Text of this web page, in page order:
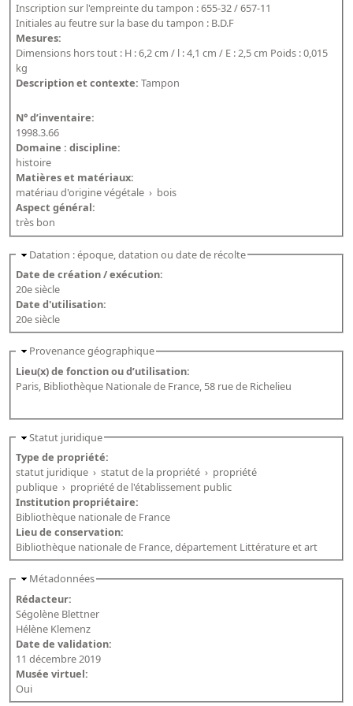
Dépôt de la Commission de récupération artistique
Appels
Appel à chercheurs : bourse Comité d’histoire de la BnF
Appel à projets
Recherche de sujets de recherche
Faire une suggestion de recherche
Fournir un témoignage et/ou un document
Inscription sur l'empreinte du tampon : 655-32 / 657-11
Initiales au feutre sur la base du tampon : B.D.F
Mesures:
Dimensions hors tout : H : 6,2 cm / l : 4,1 cm / E : 2,5 cm Poids : 0,015
kg
Description et contexte:Tampon
N° d’inventaire:
1998.3.66
Domaine : discipline:
histoire
Matières et matériaux:
matériau d'origine végétale › bois
Aspect général:
très bon
Datation : époque, datation ou date de récolte
Date de création / exécution:
20e siècle
Date d'utilisation:
20e siècle
Provenance géographique
Lieu(x) de fonction ou d’utilisation:
Paris, Bibliothèque Nationale de France, 58 rue de Richelieu
Statut juridique
Type de propriété:
statut juridique › statut de la propriété › propriété
publique › propriété de l'établissement public
Institution propriétaire:
Bibliothèque nationale de France
Lieu de conservation:
Bibliothèque nationale de France, département Littérature et art
Métadonnées
Rédacteur:
Ségolène Blettner
Hélène Klemenz
Date de validation:
11 décembre 2019
Musée virtuel:
Oui